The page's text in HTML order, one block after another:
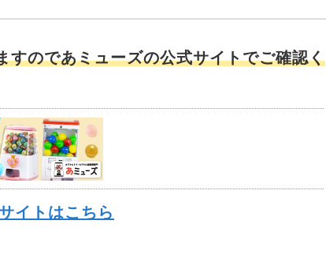
すのであミューズの公式サイトでご確認く
イトはこちら